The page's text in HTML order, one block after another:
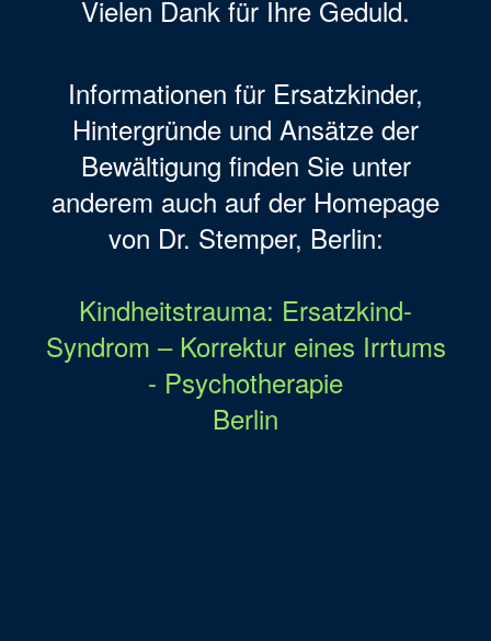
Vielen Dank für Ihre Geduld.
Informationen für Ersatzkinder,
Hintergründe und Ansätze der
Bewältigung finden Sie unter
anderem auch auf der Homepage
von Dr. Stemper, Berlin:
Kindheitstrauma: Ersatzkind-
Syndrom – Korrektur eines Irrtums
- Psychotherapie
Berlin